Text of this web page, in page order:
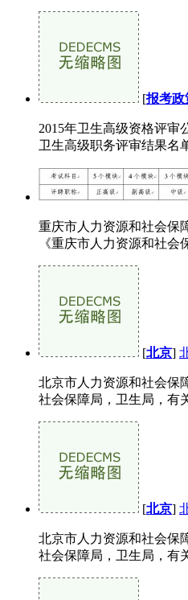
[报考政
2015年卫生高级资格评审
卫生高级职务评审结果名
重庆市人力资源和社会保
《重庆市人力资源和社
[北京]
北京市人力资源和社会保
社会保障局，卫生局，有
[北京]
北京市人力资源和社会保
社会保障局，卫生局，有